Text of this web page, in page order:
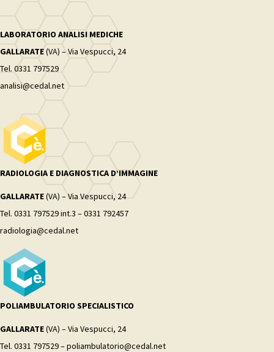
LABORATORIO ANALISI MEDICHE
GALLARATE(VA) – Via Vespucci, 24
Tel. 0331 797529
analisi@cedal.net
RADIOLOGIA E DIAGNOSTICA D’IMMAGINE
GALLARATE(VA) – Via Vespucci, 24
Tel. 0331 797529 int.3 – 0331 792457
radiologia@cedal.net
POLIAMBULATORIO SPECIALISTICO
GALLARATE(VA) – Via Vespucci, 24
Tel. 0331 797529 – poliambulatorio@cedal.net